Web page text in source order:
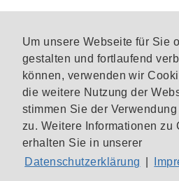
Um unsere Webseite für Sie
gestalten und fortlaufend
können, verwenden wir
die weitere Nutzung der
stimmen Sie der
zu. Weitere Informationen zu
erhalten Sie in unserer
Datenschutzerklärung